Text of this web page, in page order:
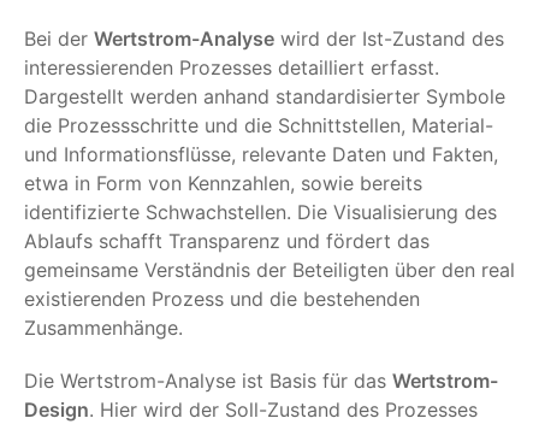
Bei der Wertstrom-Analyse wird der Ist-Zustand des
interessierenden Prozesses detailliert erfasst.
Dargestellt werden anhand standardisierter Symbole
die Prozessschritte und die Schnittstellen, Material-
und Informationsflüsse, relevante Daten und Fakten,
etwa in Form von Kennzahlen, sowie bereits
identifizierte Schwachstellen. Die Visualisierung des
Ablaufs schafft Transparenz und fördert das
gemeinsame Verständnis der Beteiligten über den real
existierenden Prozess und die bestehenden
Zusammenhänge.
Die Wertstrom-Analyse ist Basis für das Wertstrom-
Design. Hier wird der Soll-Zustand des Prozesses